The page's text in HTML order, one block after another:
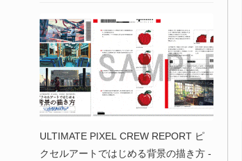
ULTIMATE PIXEL CREW REPORT ピ
クセルアートではじめる背景の描き方 -